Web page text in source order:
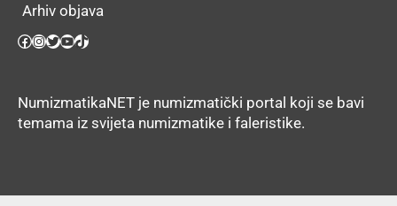
Arhiv objava
Facebook
Instagram
Twitter
YouTube
TikTok
NumizmatikaNET je numizmatički portal koji se bavi
temama iz svijeta numizmatike i faleristike.